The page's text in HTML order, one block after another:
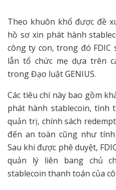
Theo khuôn khổ được đề
hồ sơ xin phát hành
công ty con, trong đó FDIC
lẫn tổ chức mẹ dựa trên
trong Đạo luật GENIUS.
Các tiêu chí này bao gồm
phát hành stablecoin, tình
quản trị, chính sách
đến an toàn cũng như
Sau khi được phê duyệt,
quản lý liên bang chủ
stablecoin thanh toán của